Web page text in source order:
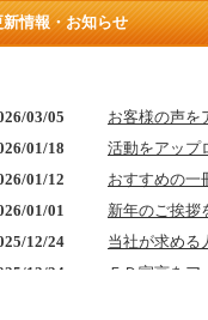
新情報・お知らせ
03/05
お客様の声を
01/18
活動をアップ
01/12
おすすめの一
01/01
新年のご挨拶
12/24
当社が求める
12/24
ＦＤ宣言をア